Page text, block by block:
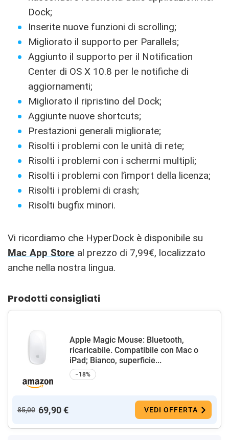
Dock;
Inserite nuove funzioni di scrolling;
Migliorato il supporto per Parallels;
Aggiunto il supporto per il Notification
Center di OS X 10.8 per le notifiche di
aggiornamenti;
Migliorato il ripristino del Dock;
Aggiunte nuove shortcuts;
Prestazioni generali migliorate;
Risolti i problemi con le unità di rete;
Risolti i problemi con i schermi multipli;
Risolti i problemi con l’import della licenza;
Risolti i problemi di crash;
Risolti bugfix minori.
Vi ricordiamo che HyperDock è disponibile su
Mac App Store al prezzo di 7,99€, localizzato
anche nella nostra lingua.
Prodotti consigliati
Apple Magic Mouse: Bluetooth,
ricaricabile. Compatibile con Mac o
iPad; Bianco, superficie...
−18%
85,00 69,90 € VEDI OFFERTA